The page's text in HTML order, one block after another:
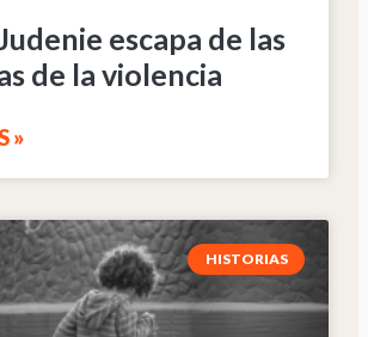
escapa de las
de la violencia
»
HISTORIAS